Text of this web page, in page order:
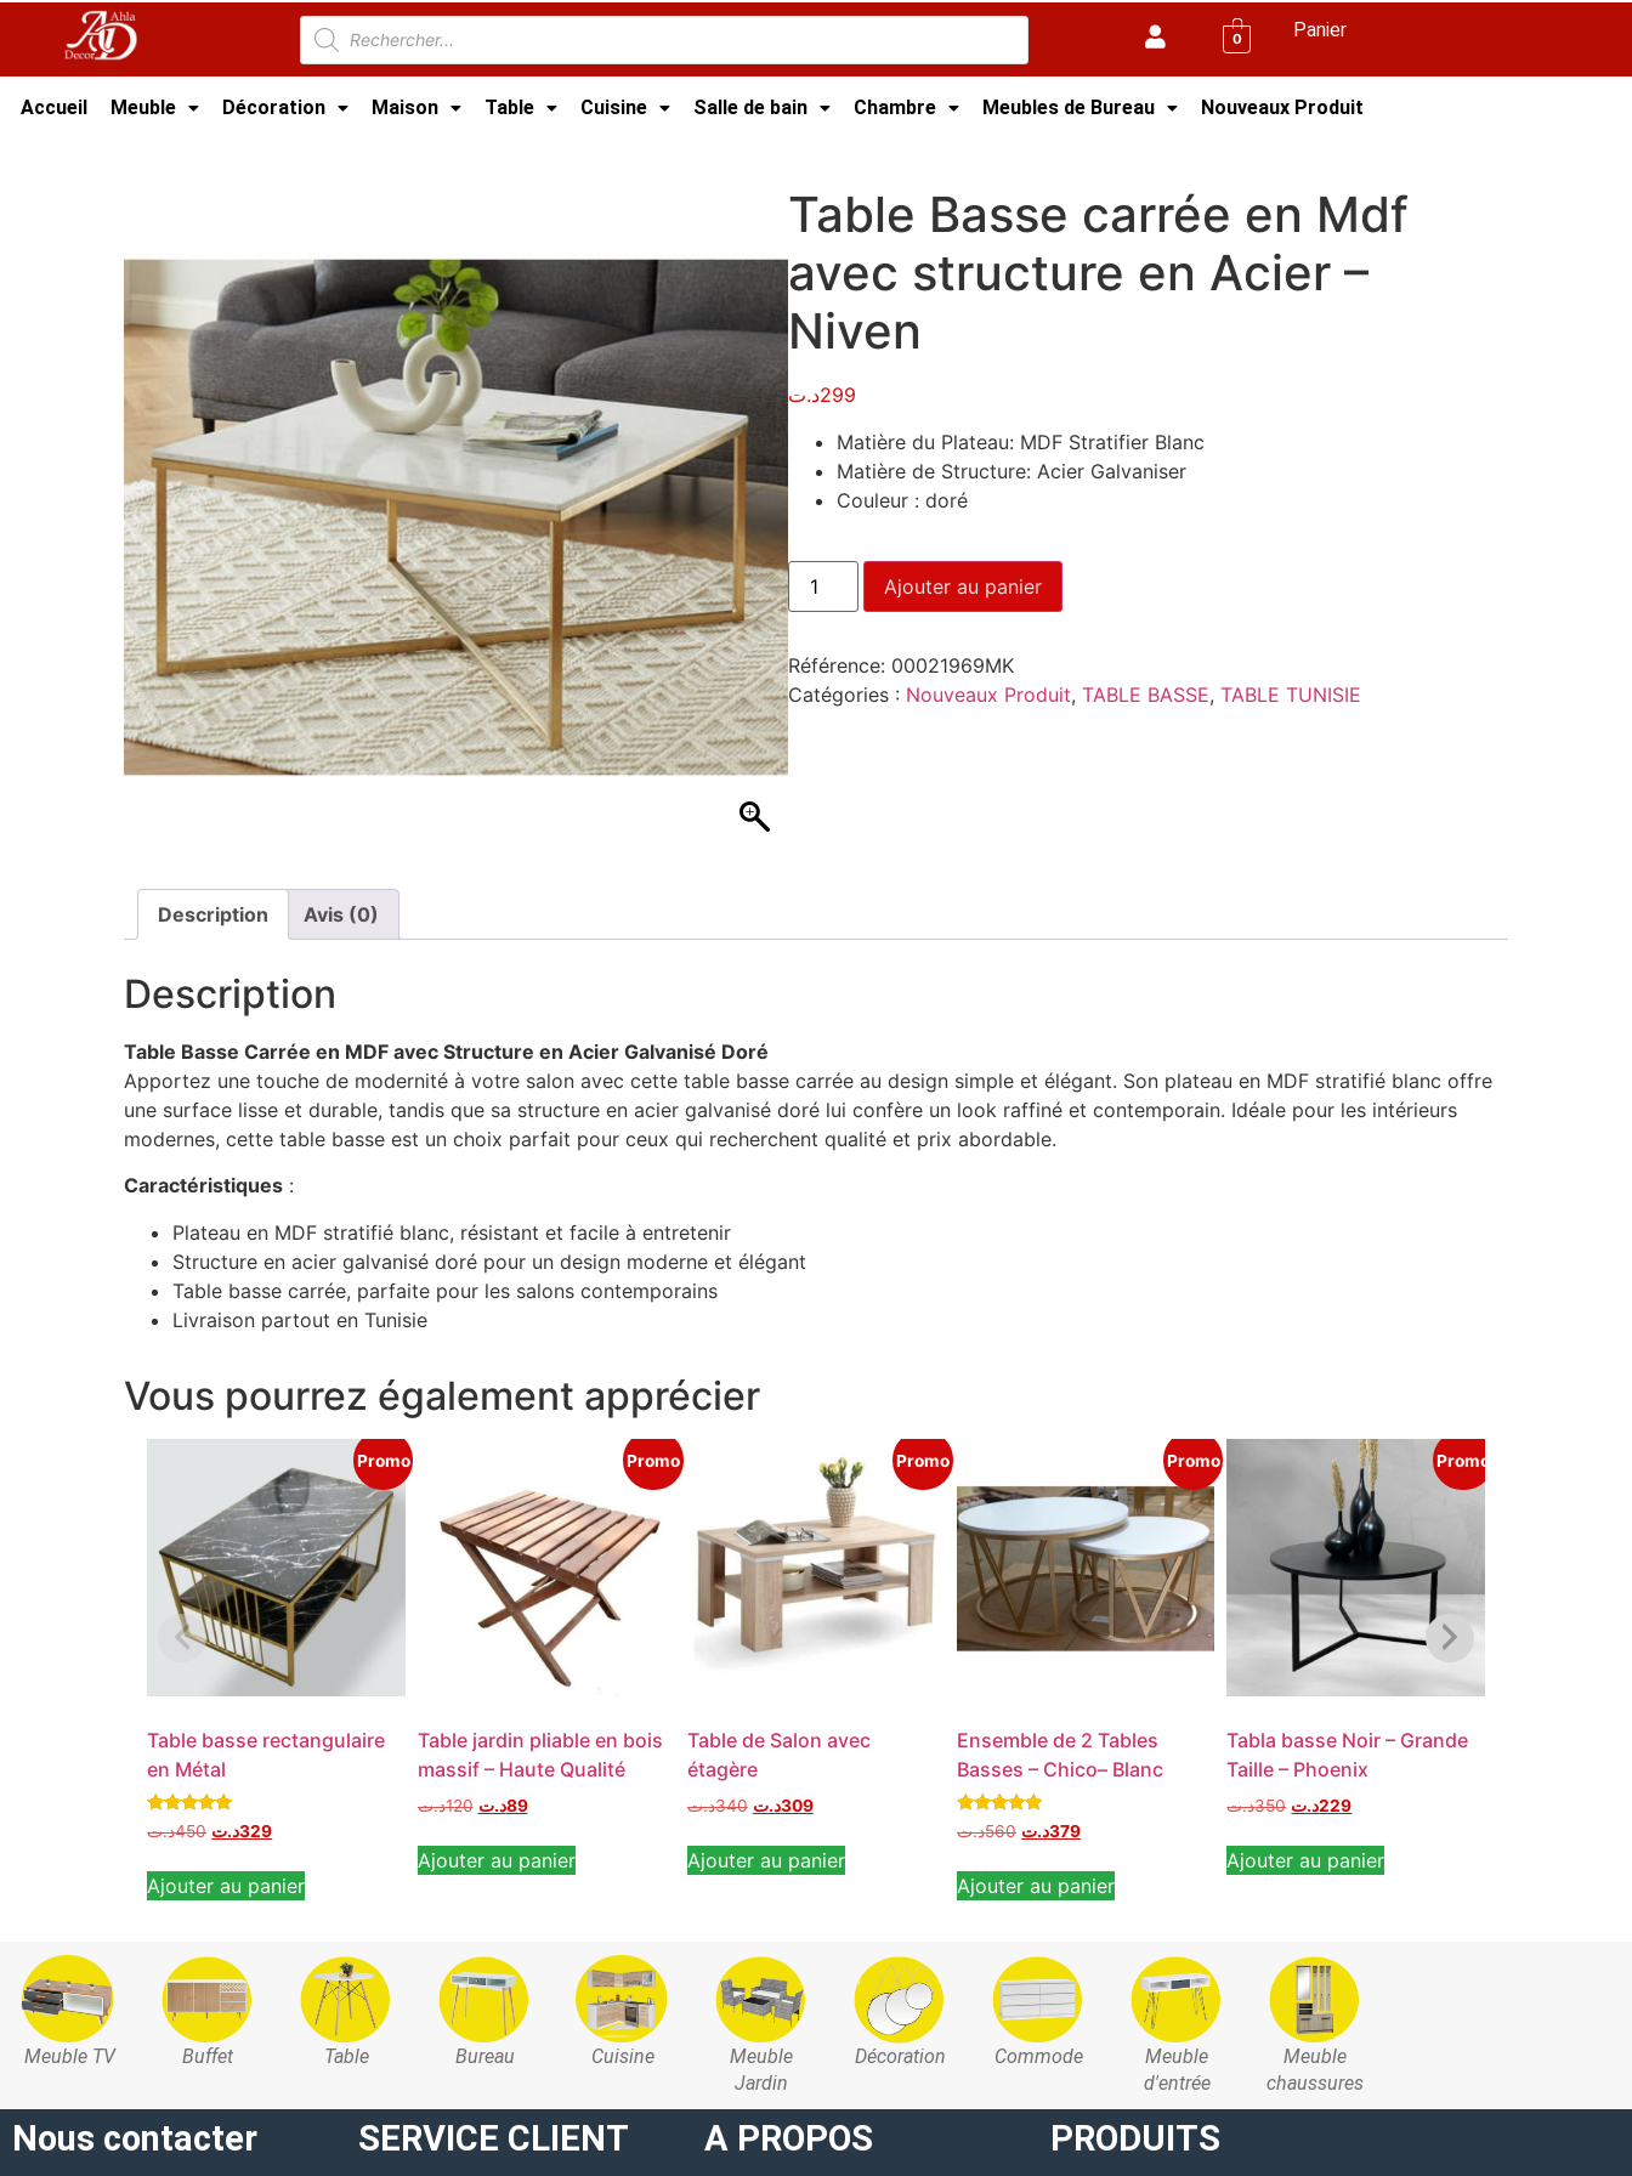
0 Panier
Accueil Meuble Décoration Maison Table Cuisine Salle de bain Chambre Meubles de Bureau Nouveaux Produit
Table Basse carrée en Mdf
avec structure en Acier –
Niven
299د.ت
Matière du Plateau: MDF Stratifier Blanc
Matière de Structure: Acier Galvaniser
Couleur : doré
Ajouter au panier
Référence: 00021969MK
Catégories : Nouveaux Produit,TABLE BASSE,TABLE TUNISIE
Description Avis (0)
Description
Table Basse Carrée en MDF avec Structure en Acier Galvanisé Doré
Apportez une touche de modernité à votre salon avec cette table basse carrée au design simple et élégant. Son plateau en MDF stratifié blanc offre
une surface lisse et durable, tandis que sa structure en acier galvanisé doré lui confère un look raffiné et contemporain. Idéale pour les intérieurs
modernes, cette table basse est un choix parfait pour ceux qui recherchent qualité et prix abordable.
Caractéristiques :
Plateau en MDF stratifié blanc, résistant et facile à entretenir
Structure en acier galvanisé doré pour un design moderne et élégant
Table basse carrée, parfaite pour les salons contemporains
Livraison partout en Tunisie
Vous pourrez également apprécier
Promo
Table basse rectangulaire
en Métal
Note
5.00
450د.ت 329د.ت
Ajouter au panier
Promo
Table jardin pliable en bois
massif – Haute Qualité
120د.ت 89د.ت
Ajouter au panier
Promo
Table de Salon avec
étagère
340د.ت 309د.ت
Ajouter au panier
Promo
Ensemble de 2 Tables
Basses – Chico– Blanc
Note
5.00
560د.ت 379د.ت
Ajouter au panier
Promo
Tabla basse Noir – Grande
Taille – Phoenix
350د.ت 229د.ت
Ajouter au panier
Meuble TV Buffet Table Bureau Cuisine
Meuble
Jardin
Décoration Commode
Meuble
d'entrée
Meuble
chaussures
Nous contacter SERVICE CLIENT A PROPOS PRODUITS